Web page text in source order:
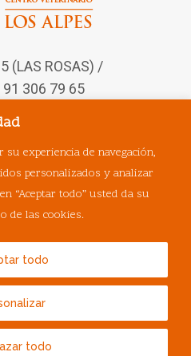
experiencia de navegación,
personalizados y analizar
“Aceptar todo” usted da su
de las cookies.
todo
todo
(LAS ROSAS) /
306 79 65
redes
MasQueVets